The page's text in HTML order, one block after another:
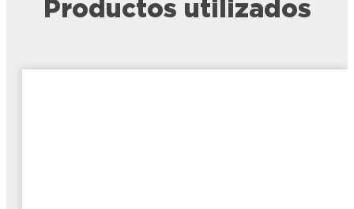
Productos utilizados